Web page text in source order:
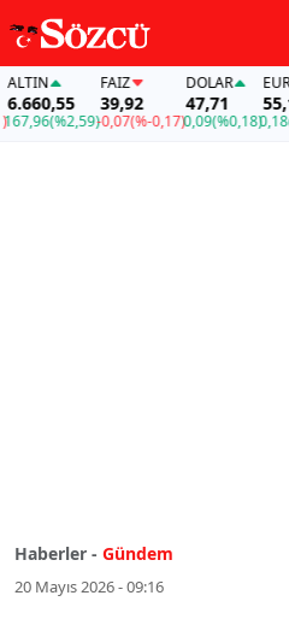
(%2,59)
FAİZ
39,92
-0,07(%-0,17)
DOLAR
47,71
0,09(%0,18)
EURO
55,19
0,18
Haberler - Gündem
20 Mayıs 2026 - 09:16